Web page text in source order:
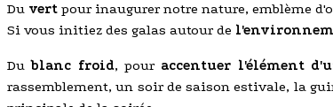
Du vert pour inaugurer notre nature, emblème
Si vous initiez des galas autour de
Dublanc froid, pour accentuer l'élément
rassemblement, un soir de saison estivale, la